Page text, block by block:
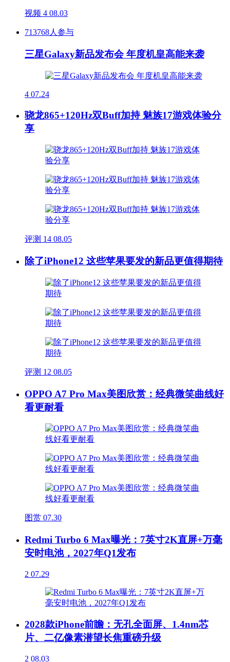
视频 4 08.03
713768人参与
三星Galaxy新品发布会 年度机皇高能来袭
4 07.24
骁龙865+120Hz双Buff加持 魅族17游戏体验分
享
评测 14 08.05
除了iPhone12 这些苹果要发的新品更值得期待
评测 12 08.05
OPPO A7 Pro Max美图欣赏：经典微笑曲线好
看更耐看
图赏 07.30
Redmi Turbo 6 Max曝光：7英寸2K直屏+万毫
安时电池，2027年Q1发布
2 07.29
2028款iPhone前瞻：无孔全面屏、1.4nm芯
片、二亿像素潜望长焦重磅升级
2 08.03